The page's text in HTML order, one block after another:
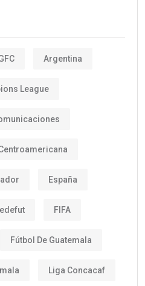
Argentina
League
España
FIFA
Fútbol De Guatemala
Liga Concacaf